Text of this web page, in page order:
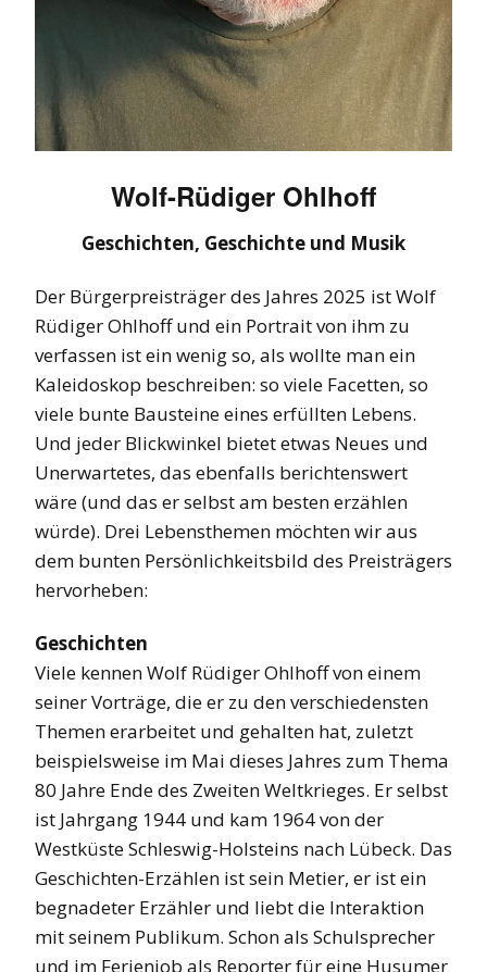
Wolf-Rüdiger Ohlhoff
Geschichten, Geschichte und Musik
Der Bürgerpreisträger des Jahres 2025 ist Wolf
Rüdiger Ohlhoff und ein Portrait von ihm zu
verfassen ist ein wenig so, als wollte man ein
Kaleidoskop beschreiben: so viele Facetten, so
viele bunte Bausteine eines erfüllten Lebens.
Und jeder Blickwinkel bietet etwas Neues und
Unerwartetes, das ebenfalls berichtenswert
wäre (und das er selbst am besten erzählen
würde). Drei Lebensthemen möchten wir aus
dem bunten Persönlichkeitsbild des Preisträgers
hervorheben:
Geschichten
Viele kennen Wolf Rüdiger Ohlhoff von einem
seiner Vorträge, die er zu den verschiedensten
Themen erarbeitet und gehalten hat, zuletzt
beispielsweise im Mai dieses Jahres zum Thema
80 Jahre Ende des Zweiten Weltkrieges. Er selbst
ist Jahrgang 1944 und kam 1964 von der
Westküste Schleswig-Holsteins nach Lübeck. Das
Geschichten-Erzählen ist sein Metier, er ist ein
begnadeter Erzähler und liebt die Interaktion
mit seinem Publikum. Schon als Schulsprecher
und im Ferienjob als Reporter für eine Husumer